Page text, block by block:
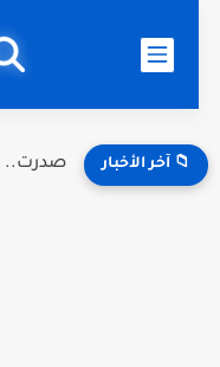
📁 آخر الأخبار